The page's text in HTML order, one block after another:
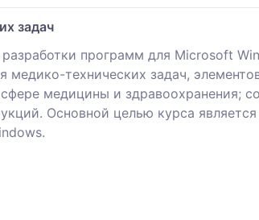
задач
программ для Microsoft
технических задач,
медицины и здравоохранения;
Основной целью курса